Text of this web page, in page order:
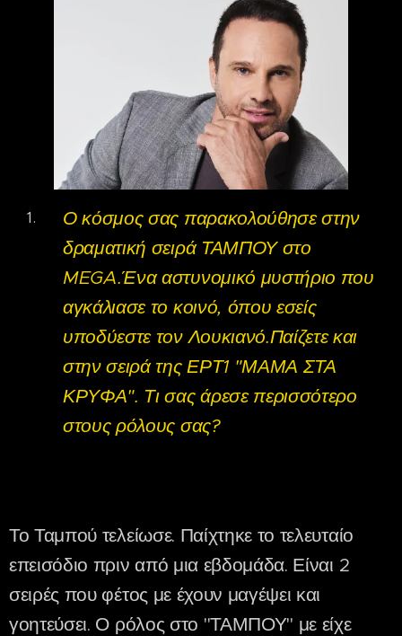
Ο κόσμος σας παρακολούθησε στην
δραματική σειρά ΤΑΜΠΟΥ στο
MEGA.Ένα αστυνομικό μυστήριο που
αγκάλιασε το κοινό, όπου εσείς
υποδύεστε τον Λουκιανό.Παίζετε και
στην σειρά της ΕΡΤ1 "ΜΑΜΑ ΣΤΑ
ΚΡΥΦΑ". Τι σας άρεσε περισσότερο
στους ρόλους σας?
Το Ταμπού τελείωσε. Παίχτηκε το τελευταίο
επεισόδιο πριν από μια εβδομάδα. Είναι 2
σειρές που φέτος με έχουν μαγέψει και
γοητεύσει. Ο ρόλος στο "ΤΑΜΠΟΥ" με είχε